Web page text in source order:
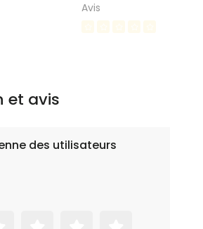
Avis
et avis
des utilisateurs